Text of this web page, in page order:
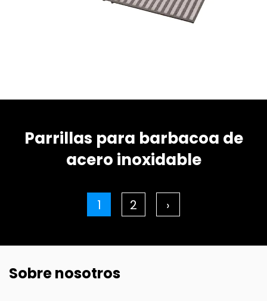
Parrillas para barbacoa de
acero inoxidable
1 2 ›
Sobre nosotros